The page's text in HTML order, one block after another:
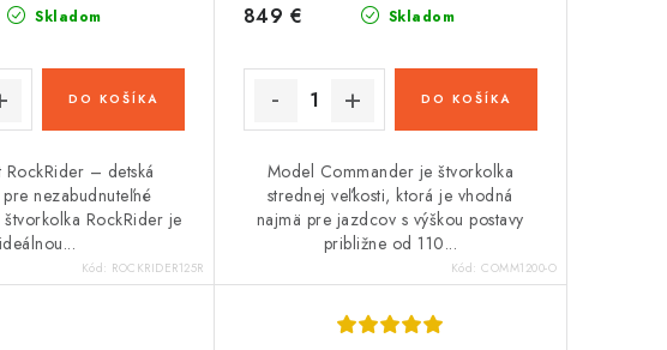
Skladom
DO KOŠÍKA
RockRider – detská
nezabudnuteľné
štvorkolka RockRider je
ideálnou...
Kód: ROCKRIDER125R
Skladom
849 €
DO KOŠÍKA
Model Commander je štvorkolka
strednej veľkosti, ktorá je vhodná
najmä pre jazdcov s výškou postavy
približne od 110...
Kód: COMM1200-O